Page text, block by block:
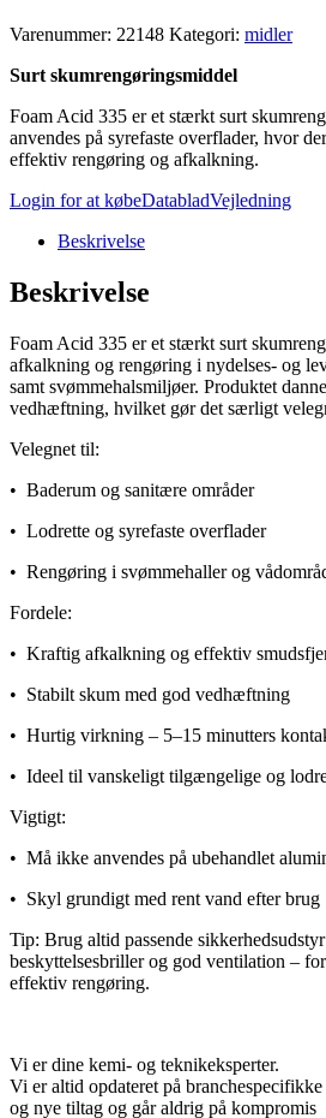
Varenummer: 22148 Kategori: midler
Surt skumrengøringsmiddel
Foam Acid 335 er et stærkt surt
anvendes på syrefaste overflader, hvor
effektiv rengøring og afkalkning.
Login for at købeDatabladVejledning
Beskrivelse
Beskrivelse
Foam Acid 335 er et stærkt surt
afkalkning og rengøring i nydelses- og
samt svømmehalsmiljøer. Produktet
vedhæftning, hvilket gør det særligt
Velegnet til:
• Baderum og sanitære områder
• Lodrette og syrefaste overflader
• Rengøring i svømmehaller og
Fordele:
• Kraftig afkalkning og effektiv
• Stabilt skum med god vedhæftning
• Hurtig virkning – 5–15 minutters
• Ideel til vanskeligt tilgængelige og
Vigtigt:
• Må ikke anvendes på ubehandlet
• Skyl grundigt med rent vand efter brug
Tip: Brug altid passende
beskyttelsesbriller og god ventilation –
effektiv rengøring.
Vi er dine kemi- og teknikeksperter.
Vi er altid opdateret på
og nye tiltag og går aldrig på kompromis